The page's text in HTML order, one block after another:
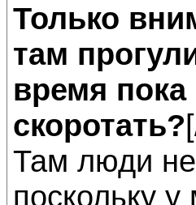
Только
там
время
скоротать?
Там люди
поскольку